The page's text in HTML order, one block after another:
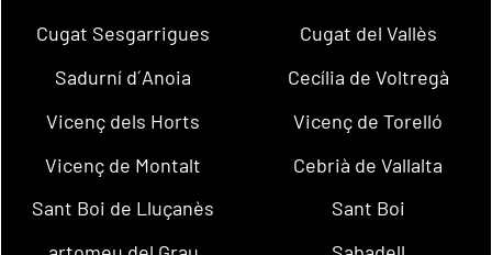
Cugat Sesgarrigues
Cugat del Vallès
Sadurní d´Anoia
Cecília de Voltregà
Vicenç dels Horts
Vicenç de Torelló
Vicenç de Montalt
Cebrià de Vallalta
Sant Boi de Lluçanès
Sant Boi